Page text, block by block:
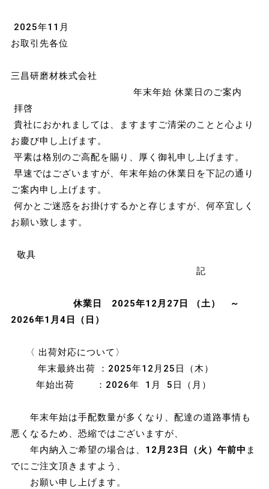
2025年11月
お取引先各位
三昌研磨材株式会社
年末年始 休業日のご案内
拝啓
貴社におかれましては、ますますご清栄のことと心より
お慶び申し上げます。
平素は格別のご高配を賜り、厚く御礼申し上げます。
早速ではございますが、年末年始の休業日を下記の通り
ご案内申し上げます。
何かとご迷惑をお掛けするかと存じますが、何卒宜しく
お願い致します。
敬具
記
休業日 2025年12月27日 （土） ～
2026年1月4日（日）
〈 出荷対応について〉
年末最終出荷 ：2025年12月25日（木）
年始出荷 ：2026年 1月 5日（月）
年末年始は手配数量が多くなり、配達の道路事情も
悪くなるため、恐縮ではございますが、
年内納入ご希望の場合は、 12月23日（火）午前中 ま
でにご注文頂きますよう、
お願い申し上げます。